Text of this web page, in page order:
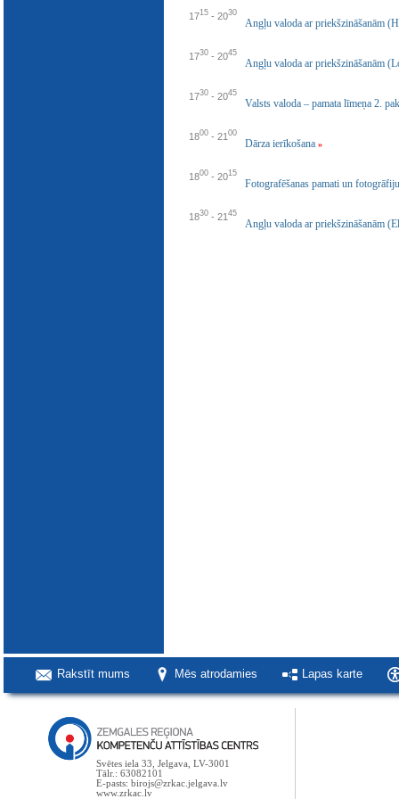
1715 - 2030
Angļu valoda ar priekšzināšanām
1730 - 2045
Angļu valoda ar priekšzināšanām
1730 - 2045
Valsts valoda – pamata līmeņa 2.
1800 - 21 00
Dārza ierīkošana »
1800 - 2015
Fotografēšanas pamati un
1830 - 21 45
Angļu valoda ar priekšzināšanām
Rakstīt mums Mēs atrodamies Lapas karte
Svētes iela 33, Jelgava, LV-3001
Tālr.: 63082101
E-pasts: birojs@zrkac.jelgava.lv
www.zrkac.lv